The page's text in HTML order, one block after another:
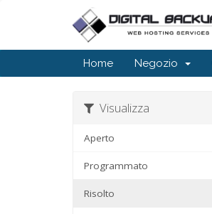
Home Negozio
Visualizza
Aperto
Programmato
Risolto